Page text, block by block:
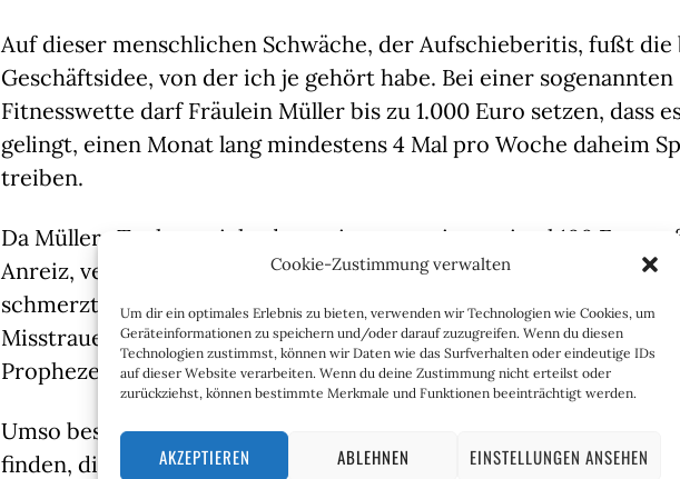
Cookie-Zustimmung verwalten
Um dir ein optimales Erlebnis zu bieten, verwenden wir Technologien wie Cookies, um
Geräteinformationen zu speichern und/oder darauf zuzugreifen. Wenn du diesen
Technologien zustimmst, können wir Daten wie das Surfverhalten oder eindeutige IDs
auf dieser Website verarbeiten. Wenn du deine Zustimmung nicht erteilst oder
zurückziehst, können bestimmte Merkmale und Funktionen beeinträchtigt werden.
AKZEPTIEREN ABLEHNEN EINSTELLUNGEN ANSEHEN
Auf dieser menschlichen Schwäche, der Aufschieberitis, fußt die
Geschäftsidee, von der ich je gehört habe. Bei einer sogenannten
Fitnesswette darf Fräulein Müller bis zu 1.000 Euro setzen, dass
gelingt, einen Monat lang mindestens 4 Mal pro Woche daheim
treiben.
Da Müllers Tochter nicht dumm ist, setzt sie maximal 100 Euro –
Anreiz, versteht sich! Und falls ihr die Wette misslingt, so meint
schmerzt es nicht allzu sehr im Geldbeutel. Leider entpuppt sich
Misstrauen ins eigene Durchhaltevermögen schnell als
Prophezeiung.
Umso besser fürs Wettbüro! Falls sich jeden Monat bloß 20
finden, die ähnlich denken, so generiert die Fitnesswette genug